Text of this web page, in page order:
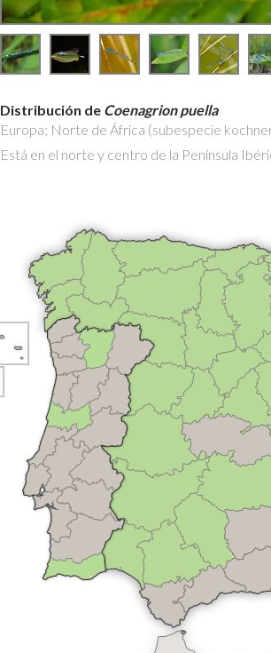
Distribución de Coenagrion puella
Europa; Norte de África (subespecie
Está en el norte y centro de la Península